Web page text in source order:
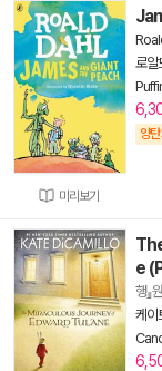
미리보기
로알
양
e
행』
케이